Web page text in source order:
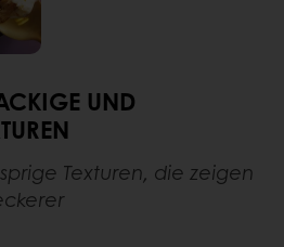
UND
Texturen, die zeigen